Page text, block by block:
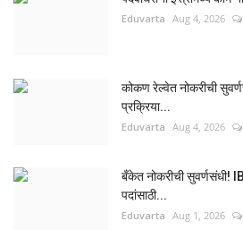
Eduvarta Aug 4, 2026
कोकण रेल्वेत नोकरीची
प्रक्रिया...
Eduvarta Aug 4, 2026
बँकेत नोकरीची सुवर्णसंधी!
पदांसाठी...
Eduvarta Aug 1, 2026